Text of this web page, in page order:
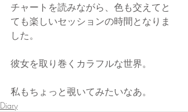
チャートを読みながら、色も交えてと
ても楽しいセッションの時間となりま
した。
彼女を取り巻くカラフルな世界。
私もちょっと覗いてみたいなあ。
Diary